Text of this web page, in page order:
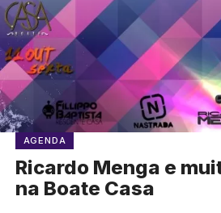
AGENDA
Ricardo Menga e
na Boate Casa